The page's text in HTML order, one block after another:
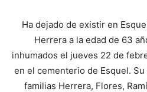
Ha dejado de existir en
Herrera a la edad de 63
inhumados el jueves 22 de
en el cementerio de Esquel.
familias Herrera, Flores,